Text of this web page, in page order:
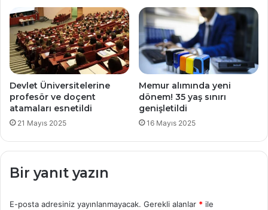
Devlet Üniversitelerine
profesör ve doçent
atamaları esnetildi
21 Mayıs 2025
Memur alımında yeni
dönem! 35 yaş sınırı
genişletildi
16 Mayıs 2025
Bir yanıt yazın
E-posta adresiniz yayınlanmayacak. Gerekli alanlar * ile